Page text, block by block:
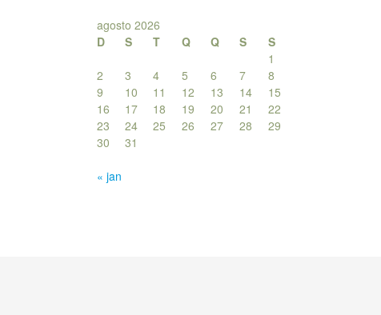
agosto 2026
D
S T Q Q S
S
1
2
3 4 5 6 7
8
9
10 11 12 13 14
15
16
17 18 19 20 21
22
23
24 25 26 27 28
29
30
31
« jan